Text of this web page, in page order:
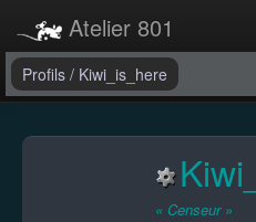
Atelier 801
Forums
Profils / Kiwi_is_here
« Censeur »